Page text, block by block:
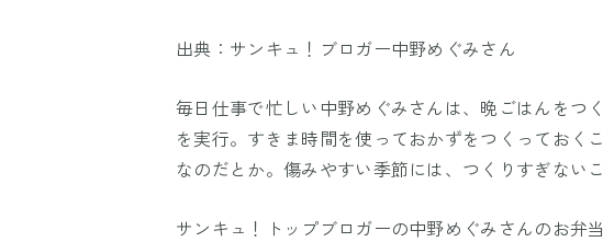
出典：サンキュ！ブロガー中野めぐみさん
毎日仕事で忙しい中野めぐみさんは、晩ごはんをつ
を実行。すきま時間を使っておかずをつくっておく
なのだとか。傷みやすい季節には、つくりすぎない
サンキュ！トップブロガーの中野めぐみさんのお弁